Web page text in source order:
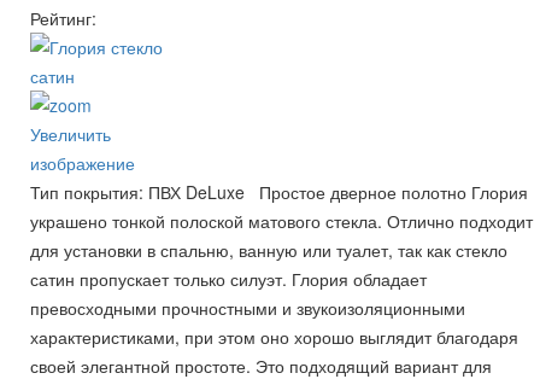
Рейтинг:
Увеличить
изображение
Тип покрытия: ПВХ DeLuxe Простое дверное полотно Глория
украшено тонкой полоской матового стекла. Отлично подходит
для установки в спальню, ванную или туалет, так как стекло
сатин пропускает только силуэт. Глория обладает
превосходными прочностными и звукоизоляционными
характеристиками, при этом оно хорошо выглядит благодаря
своей элегантной простоте. Это подходящий вариант для